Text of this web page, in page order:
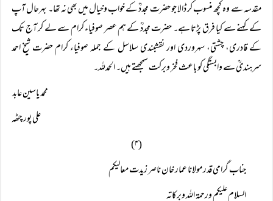
مقدسہ سے وہ کچھ منسوب کر ڈالا جو حضرت مجددؒ کے خواب وخیال میں بھی نہ تھا۔ بہرحال آپ
کے کہنے سے کیا فرق پڑتا ہے۔ حضرت مجددؒ کے ہم عصر صوفیاء کرام سے لے کر آج تک
کے قادری، چشتی، سہروردی اور نقشبندی سلاسل کے جملہ صوفیاء کرام حضرت شیخ احمد
سرہندیؒ سے وابستگی کو باعث فخر وبرکت سمجھتے ہیں۔ الحمدللہ۔
محمد یاسین عابد
علی پور چٹھہ
(۴)
جناب گرامی قدر مولانا عمار خان ناصر زیدت معالیکم
السلام علیکم ورحمۃ اللہ وبرکاتہ